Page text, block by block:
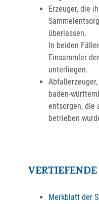
Erzeuger, die
überlassen.
In beiden
Einsammler
unterliegen.
baden-
entsorgen, die
betrieben
Merkblatt der